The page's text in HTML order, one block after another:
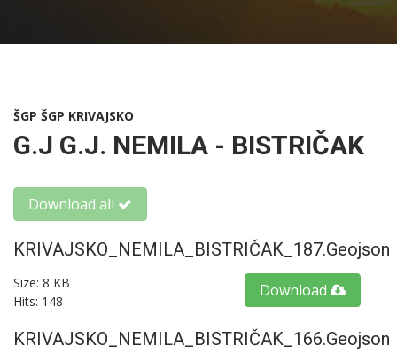
ŠGP ŠGP KRIVAJSKO
G.J G.J. NEMILA - BISTRIČAK
Download all
KRIVAJSKO_NEMILA_BISTRIČAK_187.geojson
Size: 8 KB
Hits: 148
Download
KRIVAJSKO_NEMILA_BISTRIČAK_166.geojson